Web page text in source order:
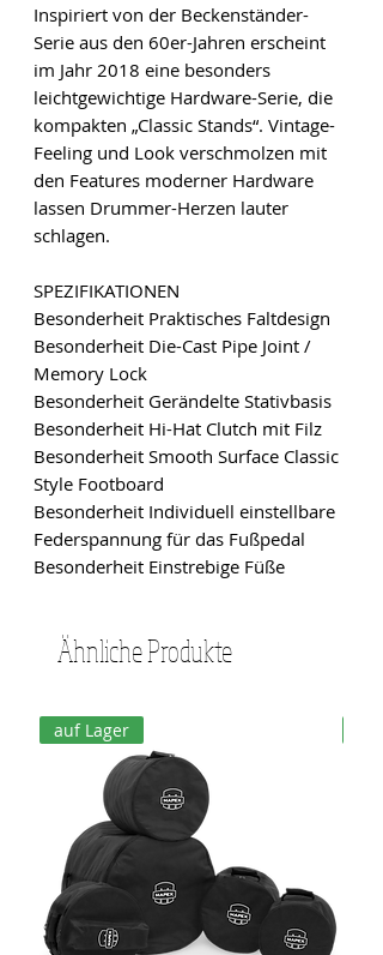
Inspiriert von der Beckenständer-
Serie aus den 60er-Jahren erscheint
im Jahr 2018 eine besonders
leichtgewichtige Hardware-Serie, die
kompakten „Classic Stands“. Vintage-
Feeling und Look verschmolzen mit
den Features moderner Hardware
lassen Drummer-Herzen lauter
schlagen.
SPEZIFIKATIONEN
Besonderheit Praktisches Faltdesign
Besonderheit Die-Cast Pipe Joint /
Memory Lock
Besonderheit Gerändelte Stativbasis
Besonderheit Hi-Hat Clutch mit Filz
Besonderheit Smooth Surface Classic
Style Footboard
Besonderheit Individuell einstellbare
Federspannung für das Fußpedal
Besonderheit Einstrebige Füße
Ähnliche Produkte
auf Lager